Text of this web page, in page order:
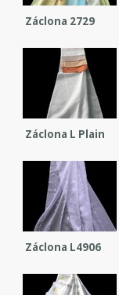
Záclona 2729
Záclona L Plain
Záclona L4906